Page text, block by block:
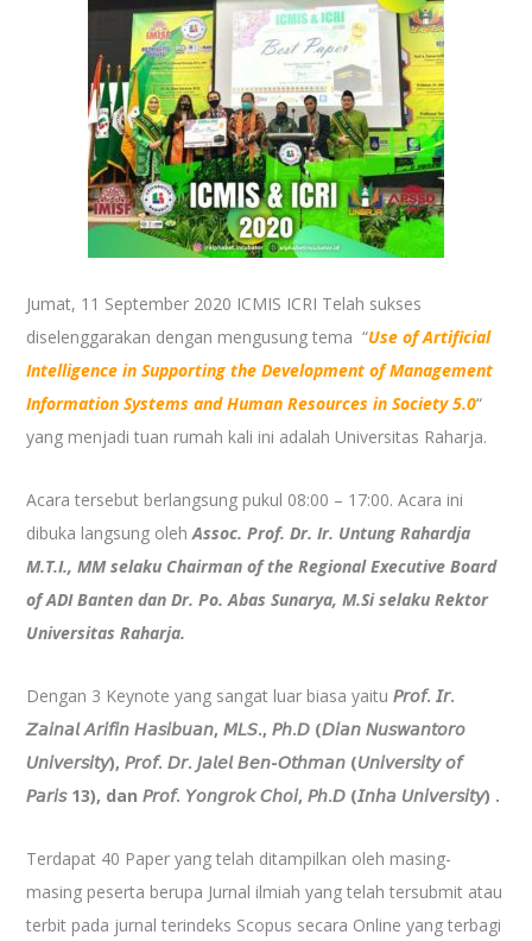
Jumat, 11 September 2020 ICMIS ICRI Telah sukses
diselenggarakan dengan mengusung tema “Use of Artificial
Intelligence in Supporting the Development of Management
Information Systems and Human Resources in Society 5.0“
yang menjadi tuan rumah kali ini adalah Universitas Raharja.
Acara tersebut berlangsung pukul 08:00 – 17:00. Acara ini
dibuka langsung olehAssoc. Prof. Dr. Ir. Untung Rahardja
M.T.I., MM selaku Chairman of the Regional Executive Board
of ADI Banten dan Dr. Po. Abas Sunarya, M.Si selaku Rektor
Universitas Raharja.
Dengan 3 Keynote yang sangat luar biasa yaitu𝘗𝘳𝘰𝘧. 𝘐𝘳.
𝘡𝘢𝘪𝘯𝘢𝘭 𝘈𝘳𝘪𝘧𝘪𝘯 𝘏𝘢𝘴𝘪𝘣𝘶𝘢𝘯, 𝘔𝘓𝘚., 𝘗𝘩.𝘋 (𝘋𝘪𝘢𝘯 𝘕𝘶𝘴𝘸𝘢𝘯𝘵𝘰𝘳𝘰
𝘜𝘯𝘪𝘷𝘦𝘳𝘴𝘪𝘵𝘺), 𝘗𝘳𝘰𝘧. 𝘋𝘳. 𝘑𝘢𝘭𝘦𝘭 𝘉𝘦𝘯-𝘖𝘵𝘩𝘮𝘢𝘯 (𝘜𝘯𝘪𝘷𝘦𝘳𝘴𝘪𝘵𝘺 𝘰𝘧
𝘗𝘢𝘳𝘪𝘴 13), dan 𝘗𝘳𝘰𝘧. 𝘠𝘰𝘯𝘨𝘳𝘰𝘬 𝘊𝘩𝘰𝘪, 𝘗𝘩.𝘋 (𝘐𝘯𝘩𝘢 𝘜𝘯𝘪𝘷𝘦𝘳𝘴𝘪𝘵𝘺) .
Terdapat 40 Paper yang telah ditampilkan oleh masing-
masing peserta berupa Jurnal ilmiah yang telah tersubmit atau
terbit pada jurnal terindeks Scopus secara Online yang terbagi